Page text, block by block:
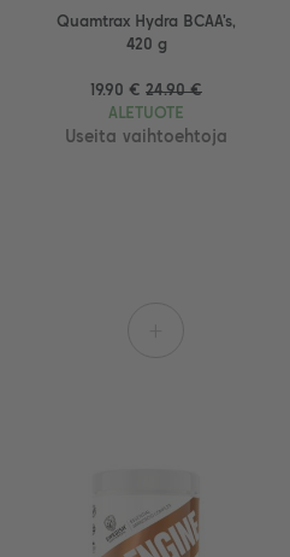
Quamtrax Hydra BCAA's,
420 g
19.90 € 24.90 €
ALETUOTE
Useita vaihtoehtoja